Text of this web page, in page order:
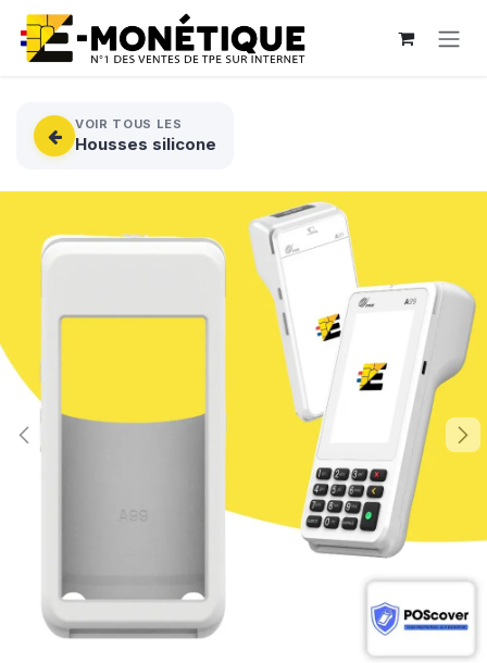
Se rendre au contenu
VOIR TOUS LES
Housses silicone